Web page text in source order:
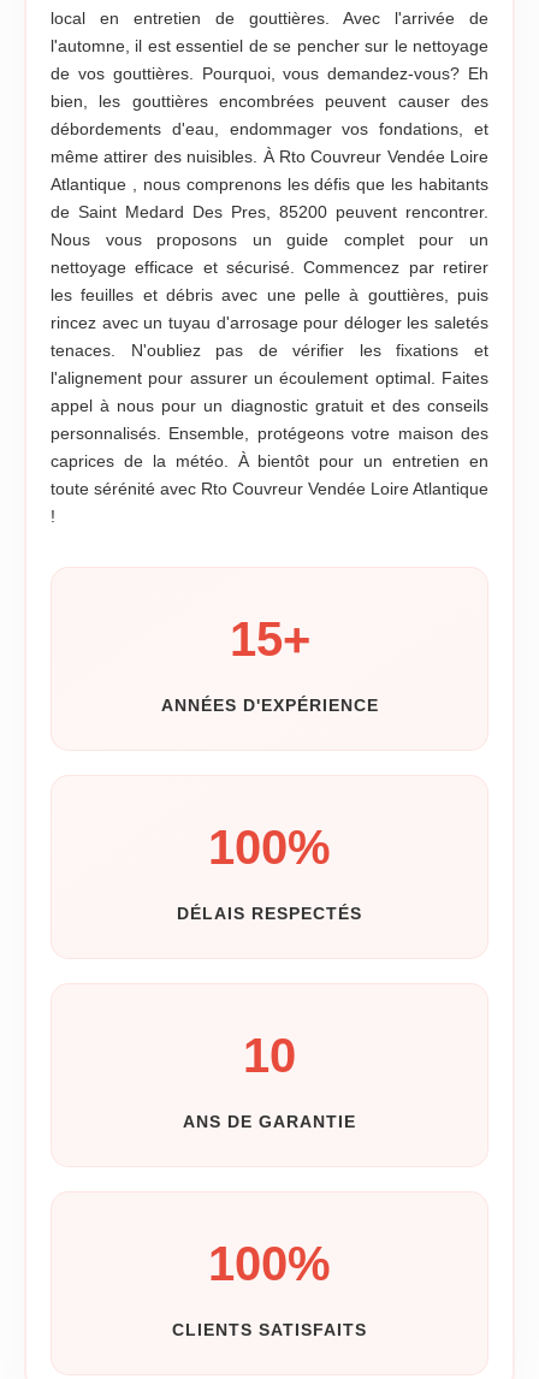
local en entretien de gouttières. Avec l'arrivée de
l'automne, il est essentiel de se pencher sur le nettoyage
de vos gouttières. Pourquoi, vous demandez-vous? Eh
bien, les gouttières encombrées peuvent causer des
débordements d'eau, endommager vos fondations, et
même attirer des nuisibles. À Rto Couvreur Vendée Loire
Atlantique , nous comprenons les défis que les habitants
de Saint Medard Des Pres, 85200 peuvent rencontrer.
Nous vous proposons un guide complet pour un
nettoyage efficace et sécurisé. Commencez par retirer
les feuilles et débris avec une pelle à gouttières, puis
rincez avec un tuyau d'arrosage pour déloger les saletés
tenaces. N'oubliez pas de vérifier les fixations et
l'alignement pour assurer un écoulement optimal. Faites
appel à nous pour un diagnostic gratuit et des conseils
personnalisés. Ensemble, protégeons votre maison des
caprices de la météo. À bientôt pour un entretien en
toute sérénité avec Rto Couvreur Vendée Loire Atlantique
!
15+
ANNÉES D'EXPÉRIENCE
100%
DÉLAIS RESPECTÉS
10
ANS DE GARANTIE
100%
CLIENTS SATISFAITS